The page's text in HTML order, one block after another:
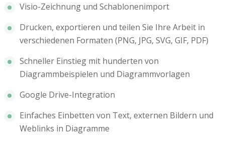
Visio-Zeichnung und Schablonenimport
Drucken, exportieren und teilen Sie Ihre Arbeit in
verschiedenen Formaten (PNG, JPG, SVG, GIF, PDF)
Schneller Einstieg mit hunderten von
Diagrammbeispielen und Diagrammvorlagen
Google Drive-Integration
Einfaches Einbetten von Text, externen Bildern und
Weblinks in Diagramme